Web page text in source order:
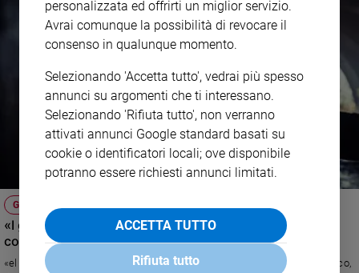
GENITORI PERMISSIVI
«I genitori difendono i giovani vandali. Dov’è finita la
coscienza?»
«el nostro paese un gruppo di giovanissimi ha devastato un luogo pubblico,
personalizzata ed offrirti un miglior servizio.
Avrai comunque la possibilità di revocare il
consenso in qualunque momento.
Selezionando 'Accetta tutto', vedrai più spesso
annunci su argomenti che ti interessano.
Selezionando 'Rifiuta tutto', non verranno
attivati annunci Google standard basati su
cookie o identificatori locali; ove disponibile
potranno essere richiesti annunci limitati.
ACCETTA TUTTO
Rifiuta tutto